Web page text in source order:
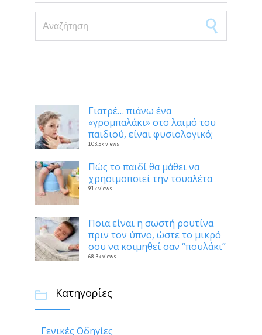
Γιατρέ… πιάνω ένα
«γρομπαλάκι» στο λαιμό του
παιδιού, είναι φυσιολογικό;
103.5k views
Πώς το παιδί θα μάθει να
χρησιμοποιεί την τουαλέτα
91k views
Ποια είναι η σωστή ρουτίνα
πριν τον ύπνο, ώστε το μικρό
σου να κοιμηθεί σαν “πουλάκι”
68.3k views
 Κατηγορίες
Γενικές Οδηγίες